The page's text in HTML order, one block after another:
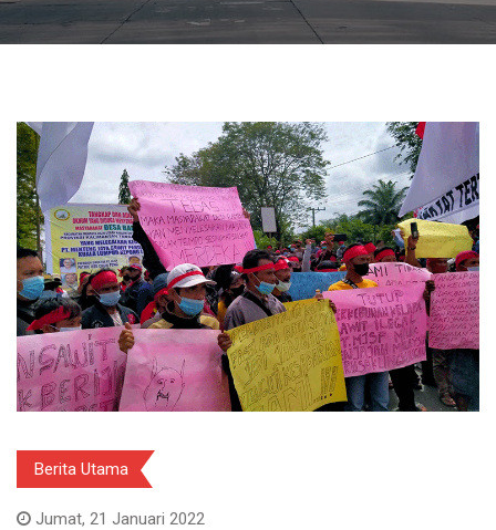
Berita Utama
Jumat, 21 Januari 2022